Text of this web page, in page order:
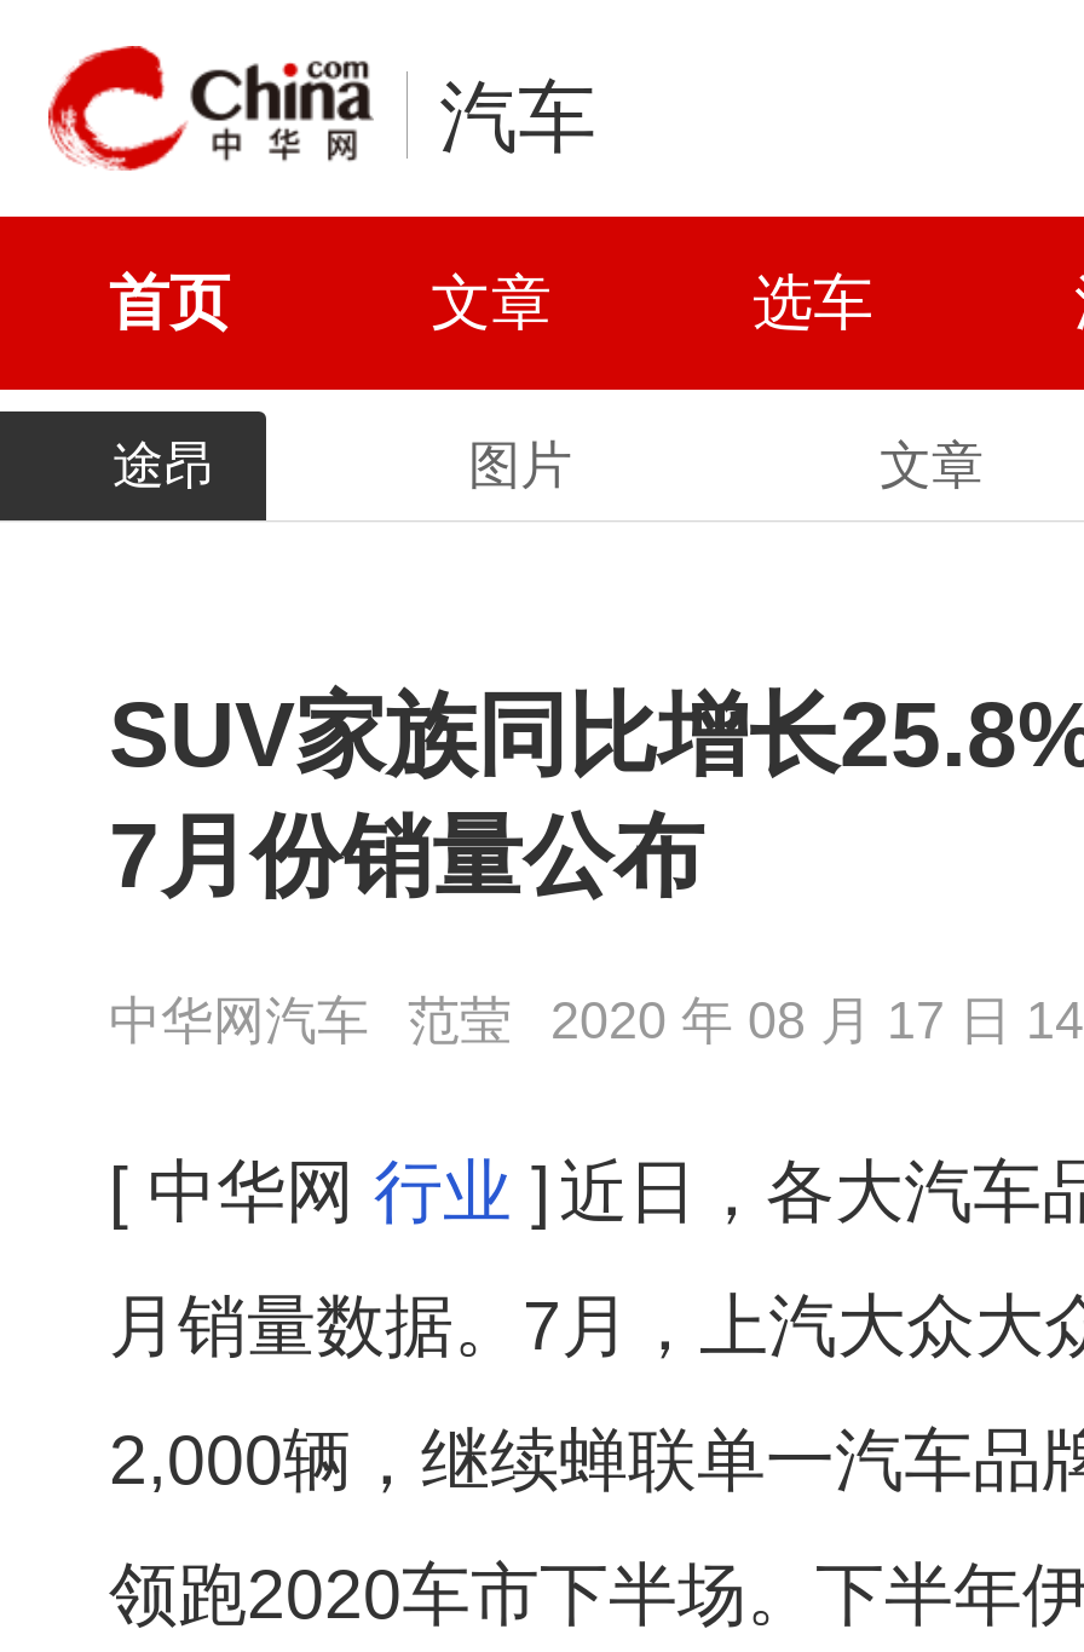
汽车
首页 文章 选车
途昂 图片 文章
SUV家族同比增长
7月份销量公布
中华网汽车 范莹 2020 年 08 月 17 日
[ 中华网 行业 ] 近日，各大汽车
月销量数据。7月，上汽大众大
2,000辆，继续蝉联单一汽车品
领跑2020车市下半场。下半年